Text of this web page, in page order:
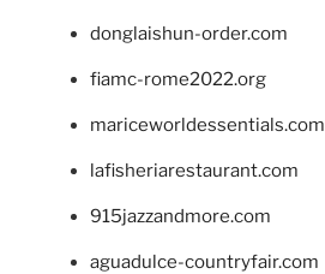
donglaishun-order.com
fiamc-rome2022.org
mariceworldessentials.com
lafisheriarestaurant.com
915jazzandmore.com
aguadulce-countryfair.com